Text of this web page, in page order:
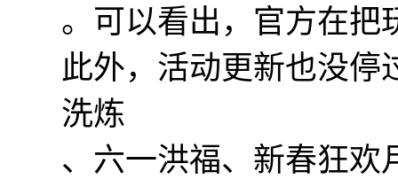
。可以看出，官方在把
此外，活动更新也没
洗炼
、六一洪福、新春狂欢